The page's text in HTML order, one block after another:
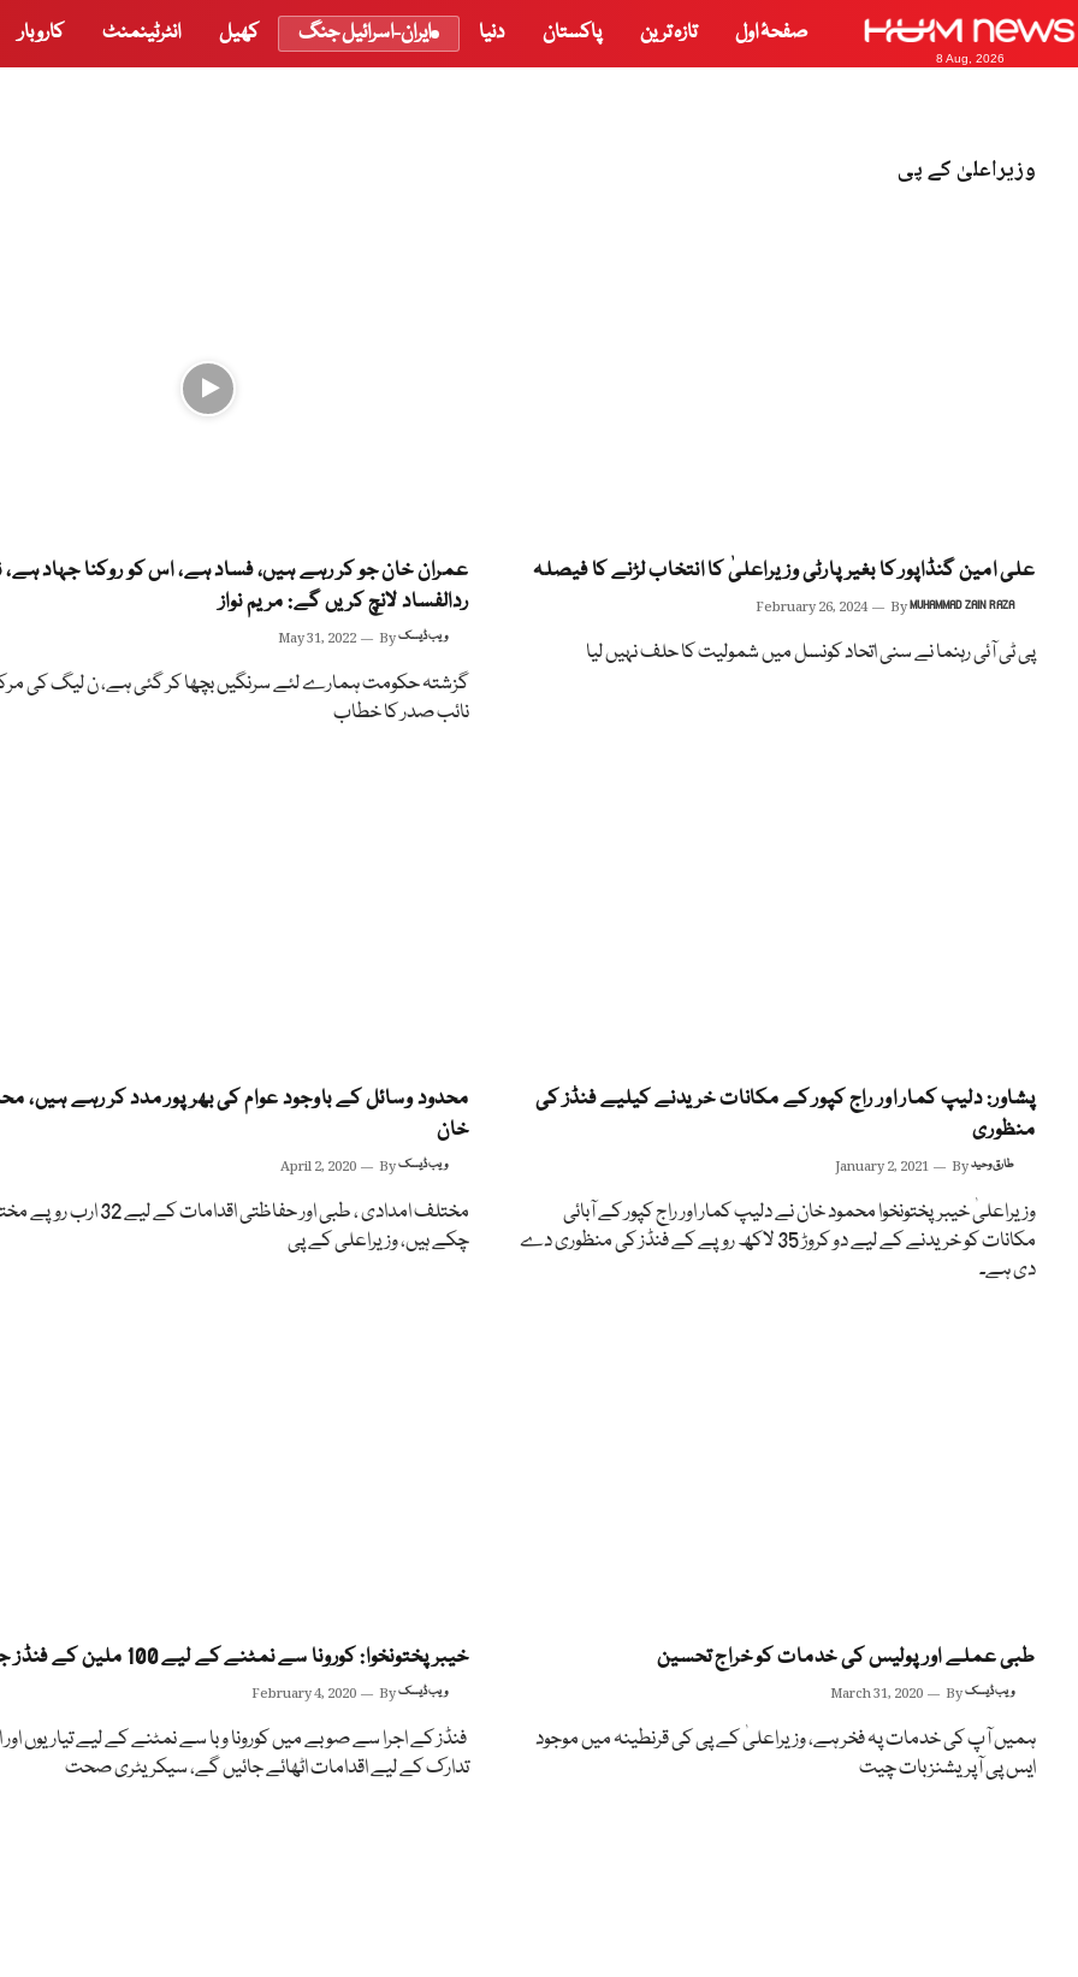
8 Aug, 2026
صفحۂ اول تازہ ترین پاکستان دنیا ایران-اسرائیل جنگ کھیل انٹرٹینمنٹ کاروبار
وزیراعلیٰ کے پی
علی امین گنڈاپور کا بغیر پارٹی وزیراعلیٰ کا انتخاب لڑنے کا فیصلہ
February 26, 2024 ByMUHAMMAD ZAIN RAZA
پی ٹی آئی رہنما نے سنی اتحاد کونسل میں شمولیت کا حلف نہیں لیا
عمران خان جو کر رہے ہیں، فساد ہے، اس کو روکنا جہاد ہے،
ردالفساد لانچ کریں گے: مریم نواز
May 31, 2022 Byویب ڈیسک
گزشتہ حکومت ہمارے لئے سرنگیں بچھا کر گئی ہے، ن لیگ کی
نائب صدر کا خطاب
پشاور: دلیپ کمار اور راج کپور کے مکانات خریدنے کیلیے فنڈز کی
منظوری
January 2, 2021 Byطارق وحید
وزیراعلیٰ خیبرپختونخوا محمود خان نے دلیپ کمار اور راج کپور کے آبائی
مکانات کو خریدنے کے لیے دو کروڑ 35 لاکھ روپے کے فنڈز کی منظوری دے
دی ہے۔
محدود وسائل کے باوجود عوام کی بھرپور مدد کر رہے ہیں،
خان
April 2, 2020 Byویب ڈیسک
مختلف امدادی ، طبی اور حفاظتی اقدامات کے
چکے ہیں، وزیراعلی کے پی
طبی عملے اور پولیس کی خدمات کو خراج تحسین
March 31, 2020 Byویب ڈیسک
ہمیں آپ کی خدمات پہ فخر ہے، وزیراعلیٰ کے پی کی قرنطینہ میں موجود
ایس پی آپریشنز بات چیت
خیبرپختونخوا: کورونا سے نمٹنے کے لیے 100 ملین کے فنڈز جاری
February 4, 2020 Byویب ڈیسک
فنڈز کے اجرا سے صوبے میں کورونا وبا سے نمٹنے کے لیے تیاریوں
تدارک کے لیے اقدامات اٹھائے جائیں گے، سیکریٹری صحت